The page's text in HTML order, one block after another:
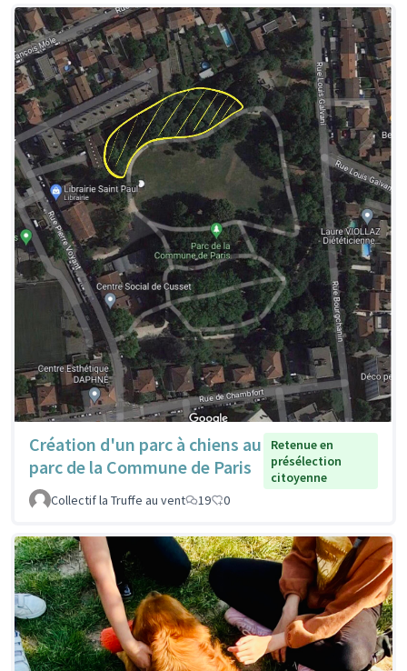
Création d'un parc à chiens au
parc de la Commune de Paris
Retenue en
présélection
citoyenne
Collectif la Truffe au vent
19 0